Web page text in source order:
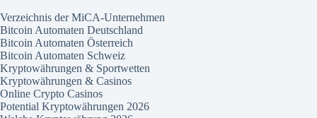
Verzeichnis der MiCA-Unternehmen
Bitcoin Automaten Deutschland
Bitcoin Automaten Österreich
Bitcoin Automaten Schweiz
Kryptowährungen & Sportwetten
Kryptowährungen & Casinos
Online Crypto Casinos
Potential Kryptowährungen 2026